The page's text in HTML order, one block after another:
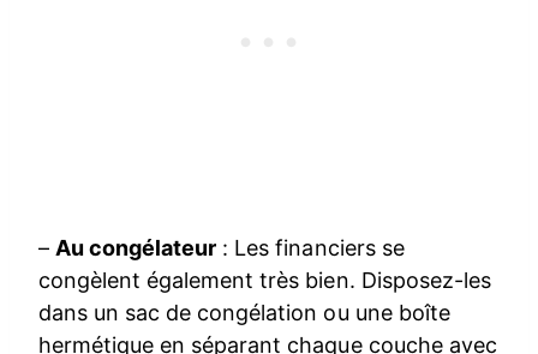
– Au congélateur : Les financiers se
congèlent également très bien. Disposez-les
dans un sac de congélation ou une boîte
hermétique en séparant chaque couche avec